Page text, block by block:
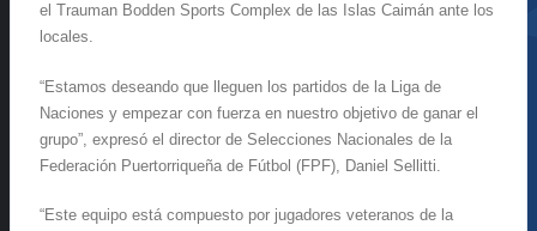
el Trauman Bodden Sports Complex de las Islas Caimán ante los
locales.
“Estamos deseando que lleguen los partidos de la Liga de
Naciones y empezar con fuerza en nuestro objetivo de ganar el
grupo”, expresó el director de Selecciones Nacionales de la
Federación Puertorriqueña de Fútbol (FPF), Daniel Sellitti.
“Este equipo está compuesto por jugadores veteranos de la